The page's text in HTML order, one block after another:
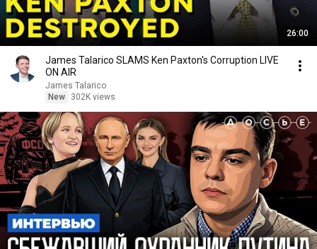
26:00
James Talarico SLAMS Ken Paxton's Corruption LIVE
ON AIR
James Talarico
New
302K views